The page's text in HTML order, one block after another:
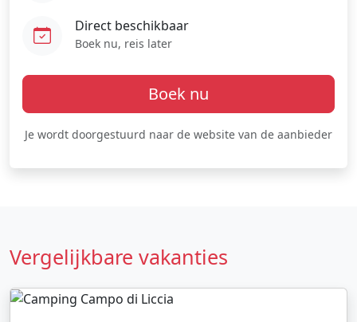
Direct beschikbaar
Boek nu, reis later
Boek nu
Je wordt doorgestuurd naar de website van de aanbieder
Vergelijkbare vakanties